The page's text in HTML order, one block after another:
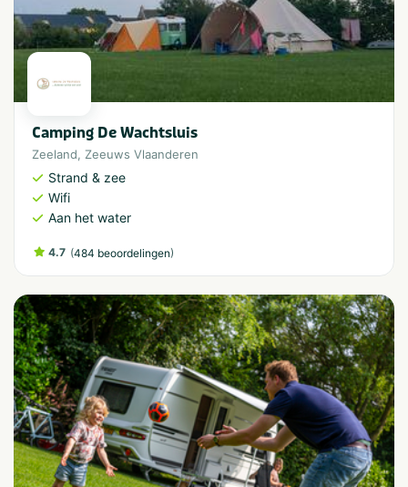
Camping De Wachtsluis
Zeeland, Zeeuws Vlaanderen
Strand & zee
Wifi
Aan het water
4.7 (484 beoordelingen)